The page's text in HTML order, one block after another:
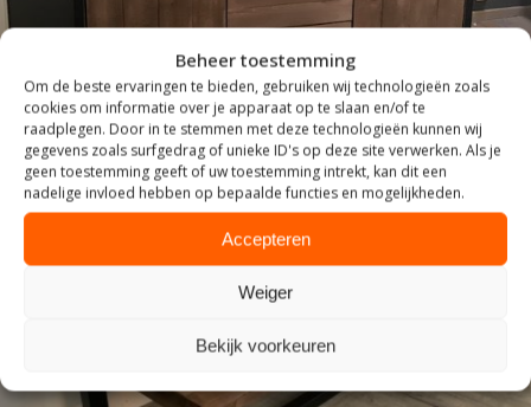
Beheer toestemming
Om de beste ervaringen te bieden, gebruiken wij technologieën zoals
cookies om informatie over je apparaat op te slaan en/of te
raadplegen. Door in te stemmen met deze technologieën kunnen wij
gegevens zoals surfgedrag of unieke ID's op deze site verwerken. Als je
geen toestemming geeft of uw toestemming intrekt, kan dit een
nadelige invloed hebben op bepaalde functies en mogelijkheden.
Accepteren
Weiger
Bekijk voorkeuren